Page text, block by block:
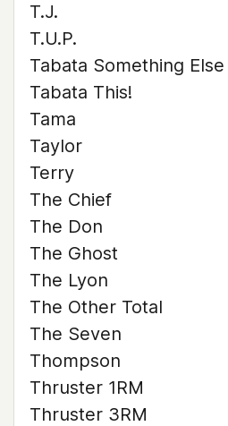
T.J.
T.U.P.
Tabata Something Else
Tabata This!
Tama
Taylor
Terry
The Chief
The Don
The Ghost
The Lyon
The Other Total
The Seven
Thompson
Thruster 1RM
Thruster 3RM